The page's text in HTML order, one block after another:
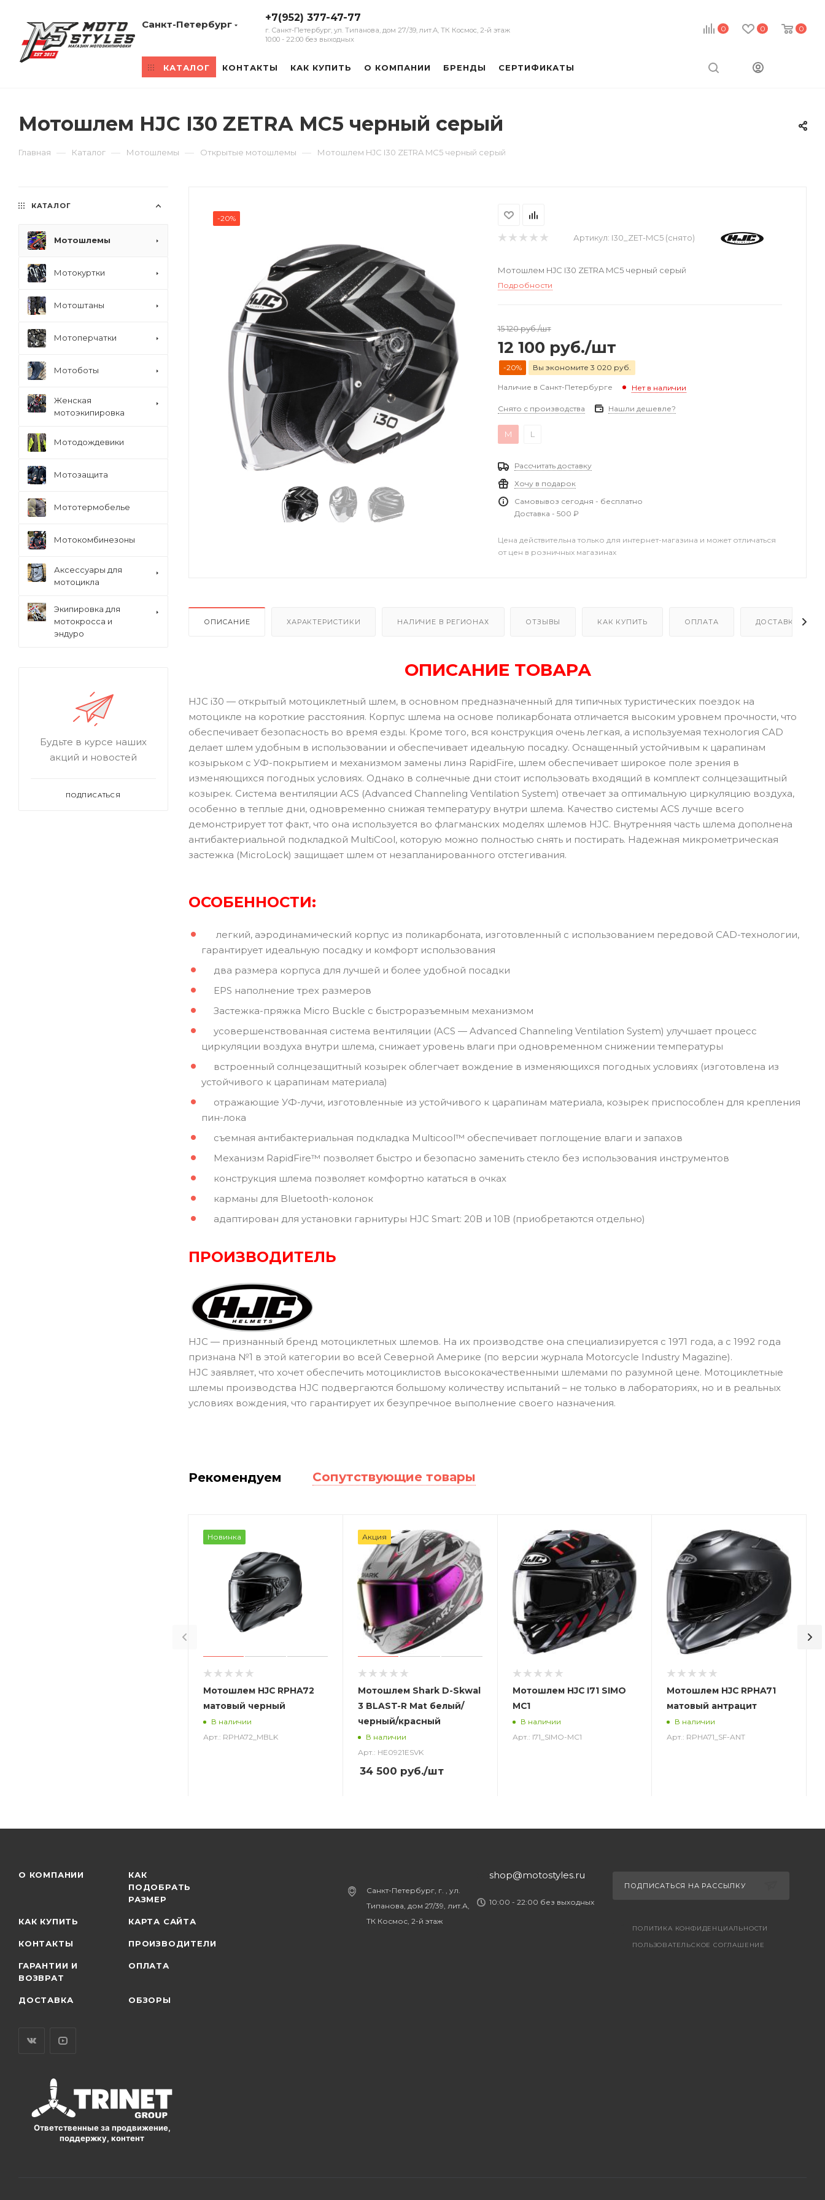
0 0 0
Санкт-Петербург
+7(952) 377-47-77
г. Санкт-Петербург, ул. Типанова, дом 27/39, лит.А, ТК Космос, 2-й этаж
10:00 - 22:00 без выходных
КАТАЛОГ КОНТАКТЫ КАК КУПИТЬ О КОМПАНИИ БРЕНДЫ СЕРТИФИКАТЫ
Мотошлем HJC I30 ZETRA MC5 черный серый
Главная — Каталог — Мотошлемы — Открытые мотошлемы — Мотошлем HJC I30 ZETRA MC5 черный серый
-20%
Артикул: I30_ZET-MC5 (снято)
Мотошлем HJC I30 ZETRA MC5 черный серый
Подробности
15 120руб./шт
12 100 руб./шт
-20% Вы экономите 3 020 руб.
Наличие в Санкт-Петербурге Нет в наличии
Снято с производства Нашли дешевле?
M L
Рассчитать доставку
Хочу в подарок
Самовывоз сегодня - бесплатно
Доставка - 500 ₽
Цена действительна только для интернет-магазина и может отличаться
от цен в розничных магазинах
ОПИСАНИЕ ХАРАКТЕРИСТИКИ НАЛИЧИЕ В РЕГИОНАХ ОТЗЫВЫ КАК КУПИТЬ ОПЛАТА ДОСТАВКА
ОПИСАНИЕ ТОВАРА
HJC i30 — открытый мотоциклетный шлем, в основном предназначенный для типичных туристических поездок на
мотоцикле на короткие расстояния. Корпус шлема на основе поликарбоната отличается высоким уровнем прочности, что
обеспечивает безопасность во время езды. Кроме того, вся конструкция очень легкая, а используемая технология CAD
делает шлем удобным в использовании и обеспечивает идеальную посадку. Оснащенный устойчивым к царапинам
козырьком с УФ-покрытием и механизмом замены линз RapidFire, шлем обеспечивает широкое поле зрения в
изменяющихся погодных условиях. Однако в солнечные дни стоит использовать входящий в комплект солнцезащитный
козырек. Система вентиляции ACS (Advanced Channeling Ventilation System) отвечает за оптимальную циркуляцию воздуха,
особенно в теплые дни, одновременно снижая температуру внутри шлема. Качество системы ACS лучше всего
демонстрирует тот факт, что она используется во флагманских моделях шлемов HJC. Внутренняя часть шлема дополнена
антибактериальной подкладкой MultiCool, которую можно полностью снять и постирать. Надежная микрометрическая
застежка (MicroLock) защищает шлем от незапланированного отстегивания.
ОСОБЕННОСТИ:
легкий, аэродинамический корпус из поликарбоната, изготовленный с использованием передовой CAD-технологии,
гарантирует идеальную посадку и комфорт использования
два размера корпуса для лучшей и более удобной посадки
EPS наполнение трех размеров
Застежка-пряжка Micro Buckle с быстроразъемным механизмом
усовершенствованная система вентиляции (ACS — Advanced Channeling Ventilation System) улучшает процесс
циркуляции воздуха внутри шлема, снижает уровень влаги при одновременном снижении температуры
встроенный солнцезащитный козырек облегчает вождение в изменяющихся погодных условиях (изготовлена ​​из
устойчивого к царапинам материала)
отражающие УФ-лучи, изготовленные из устойчивого к царапинам материала, козырек приспособлен для крепления
пин-лока
съемная антибактериальная подкладка Multicool™ обеспечивает поглощение влаги и запахов
Механизм RapidFire™ позволяет быстро и безопасно заменить стекло без использования инструментов
конструкция шлема позволяет комфортно кататься в очках
карманы для Bluetooth-колонок
адаптирован для установки гарнитуры HJC Smart: 20В и 10В (приобретаются отдельно)
ПРОИЗВОДИТЕЛЬ
HJC — признанный бренд мотоциклетных шлемов. На их производстве она специализируется с 1971 года, а с 1992 года
признана №1 в этой категории во всей Северной Америке (по версии журнала Motorcycle Industry Magazine).
HJC заявляет, что хочет обеспечить мотоциклистов высококачественными шлемами по разумной цене. Мотоциклетные
шлемы производства HJC подвергаются большому количеству испытаний – не только в лабораториях, но и в реальных
условиях вождения, что гарантирует их безупречное выполнение своего назначения.
Рекомендуем Сопутствующие товары
Новинка
Мотошлем HJC RPHA72
матовый черный
В наличии
Арт.: RPHA72_MBLK
Акция
Мотошлем Shark D-Skwal
3 BLAST-R Mat белый/
черный/красный
В наличии
Арт.: HE0921ESVK
34 500 руб./шт
Мотошлем HJC I71 SIMO
MC1
В наличии
Арт.: I71_SIMO-MC1
Мотошлем HJC RPHA71
матовый антрацит
В наличии
Арт.: RPHA71_SF-ANT
КАТАЛОГ
Мотошлемы
Мотокуртки
Мотоштаны
Мотоперчатки
Мотоботы
Женская
мотоэкипировка
Мотодождевики
Мотозащита
Мототермобелье
Мотокомбинезоны
Аксессуары для
мотоцикла
Экипировка для
мотокросса и
эндуро
Будьте в курсе наших
акций и новостей
ПОДПИСАТЬСЯ
О КОМПАНИИ
КАК
ПОДОБРАТЬ
РАЗМЕР
КАК КУПИТЬ КАРТА САЙТА
КОНТАКТЫ ПРОИЗВОДИТЕЛИ
ГАРАНТИИ И
ВОЗВРАТ
ОПЛАТА
ДОСТАВКА ОБЗОРЫ
Ответственные за продвижение,
поддержку, контент
Санкт-Петербург, г. , ул.
Типанова, дом 27/39, лит.А,
ТК Космос, 2-й этаж
shop@motostyles.ru
10:00 - 22:00 без выходных
ПОДПИСАТЬСЯ НА РАССЫЛКУ
ПОЛИТИКА КОНФИДЕНЦИАЛЬНОСТИ
ПОЛЬЗОВАТЕЛЬСКОЕ СОГЛАШЕНИЕ